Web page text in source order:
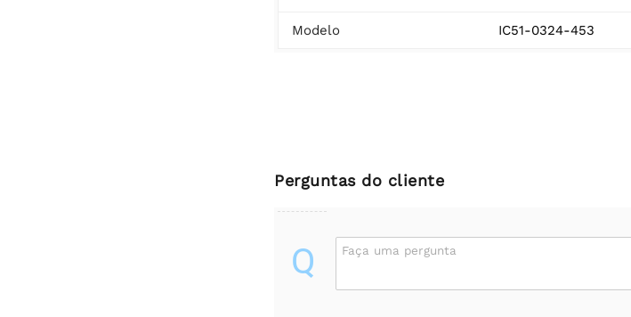
Modelo IC51-0324-453
Perguntas do cliente
Q Faça uma pergunta